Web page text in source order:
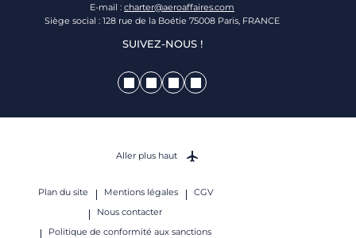
E-mail : charter@aeroaffaires.com
Siège social : 128 rue de la Boétie 75008 Paris, FRANCE
SUIVEZ-NOUS !
Plan du site Mentions légales
CGV
Nous contacter
Politique de conformité aux sanctions
Aller plus haut